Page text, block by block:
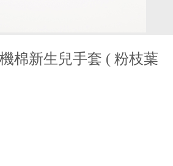
棉新生兒手套 (粉枝葉